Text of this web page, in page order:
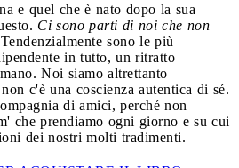
e quel che è nato dopo la sua
Ci sono parti di noi che non
sono le più
in tutto, un ritratto
Noi siamo altrettanto
c'è una coscienza autentica di sé.
di amici, perché non
che prendiamo ogni giorno e su cui
dei nostri molti tradimenti.